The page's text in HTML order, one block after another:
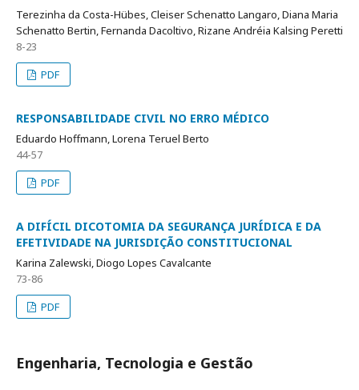
Terezinha da Costa-Hübes, Cleiser Schenatto Langaro, Diana Maria
Schenatto Bertin, Fernanda Dacoltivo, Rizane Andréia Kalsing Peretti
8-23
PDF
RESPONSABILIDADE CIVIL NO ERRO MÉDICO
Eduardo Hoffmann, Lorena Teruel Berto
44-57
PDF
A DIFÍCIL DICOTOMIA DA SEGURANÇA JURÍDICA E DA
EFETIVIDADE NA JURISDIÇÃO CONSTITUCIONAL
Karina Zalewski, Diogo Lopes Cavalcante
73-86
PDF
Engenharia, Tecnologia e Gestão